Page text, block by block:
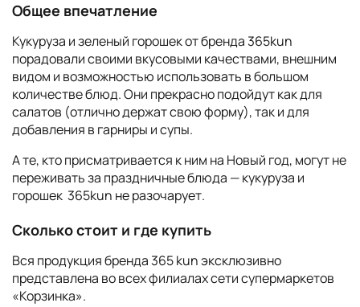
Общее впечатление
Кукуруза и зеленый горошек от бренда 365kun
порадовали своими вкусовыми качествами, внешним
видом и возможностью использовать в большом
количестве блюд. Они прекрасно подойдут как для
салатов (отлично держат свою форму), так и для
добавления в гарниры и супы.
А те, кто присматривается к ним на Новый год, могут не
переживать за праздничные блюда — кукуруза и
горошек 365kun не разочарует.
Сколько стоит и где купить
Вся продукция бренда 365 kun эксклюзивно
представлена во всех филиалах сети супермаркетов
«Корзинка».